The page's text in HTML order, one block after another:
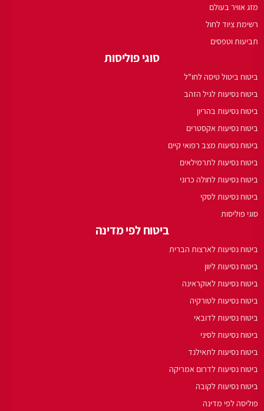
מזג אוויר בעולם
רשימת ציוד לחול
תביעות וטפסים
סוגי פוליסות
ביטוח ביטול טיסה לחו"ל
ביטוח נסיעות לגיל הזהב
ביטוח נסיעות בהריון
ביטוח נסיעות אקסטרים
ביטוח נסיעות מצב רפואי קיים
ביטוח נסיעות לתרמילאים
ביטוח נסיעות לחולה כרוני
ביטוח נסיעות לסקי
סוגי פוליסות
ביטוח לפי מדינה
ביטוח נסיעות לארצות הברית
ביטוח נסיעות ליוון
ביטוח נסיעות לאוקראינה
ביטוח נסיעות לטורקיה
ביטוח נסיעות לדובאי
ביטוח נסיעות לסיני
ביטוח נסיעות לתאילנד
ביטוח נסיעות לדרום אמריקה
ביטוח נסיעות לקובה
פוליסה לפי מדינה